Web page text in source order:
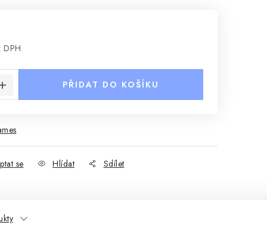
DPH
PŘIDAT DO KOŠÍKU
se Hlídat Sdílet